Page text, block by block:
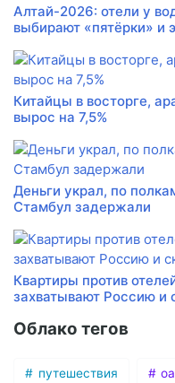
Алтай-2026: отели у
выбирают «пятёрки» и
Китайцы в восторге,
вырос на 7,5%
Деньги украл, по
Стамбул задержали
Квартиры против
захватывают Россию и
Облако тегов
путешествия